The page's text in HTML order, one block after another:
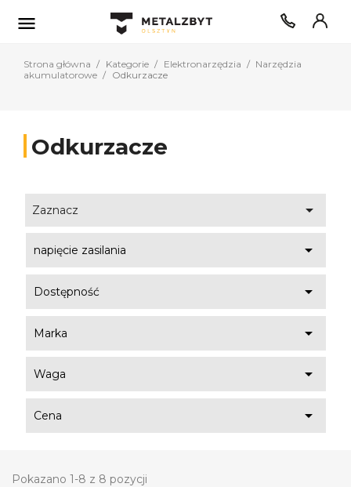

Strona główna Kategorie Elektronarzędzia
Narzędzia
akumulatorowe
Odkurzacze
Odkurzacze
Zaznacz 
napięcie zasilania 
Dostępność 
Marka 
Waga 
Cena 
Pokazano 1-8 z 8 pozycji